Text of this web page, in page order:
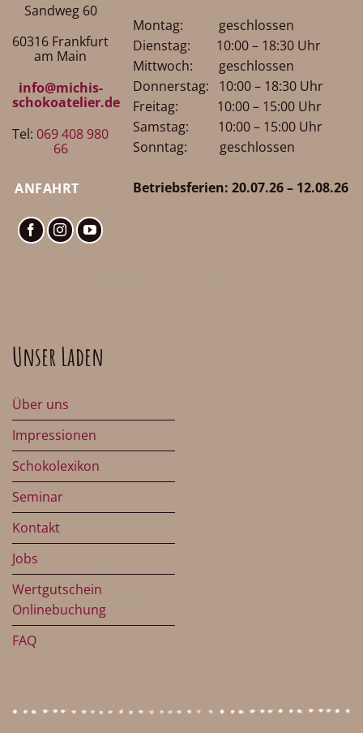
Sandweg 60
60316 Frankfurt
am Main
info@michis-
schokoatelier.de
Tel:069 408 980
66
ANFAHRT
Montag: geschlossen
Dienstag: 10:00 – 18:30 Uhr
Mittwoch: geschlossen
Donnerstag: 10:00 – 18:30 Uhr
Freitag: 10:00 – 15:00 Uhr
Samstag: 10:00 – 15:00 Uhr
Sonntag: geschlossen
Betriebsferien: 20.07.26 – 12.08.26
Unser Laden
Über uns
Impressionen
Schokolexikon
Seminar
Kontakt
Jobs
Wertgutschein
Onlinebuchung
FAQ